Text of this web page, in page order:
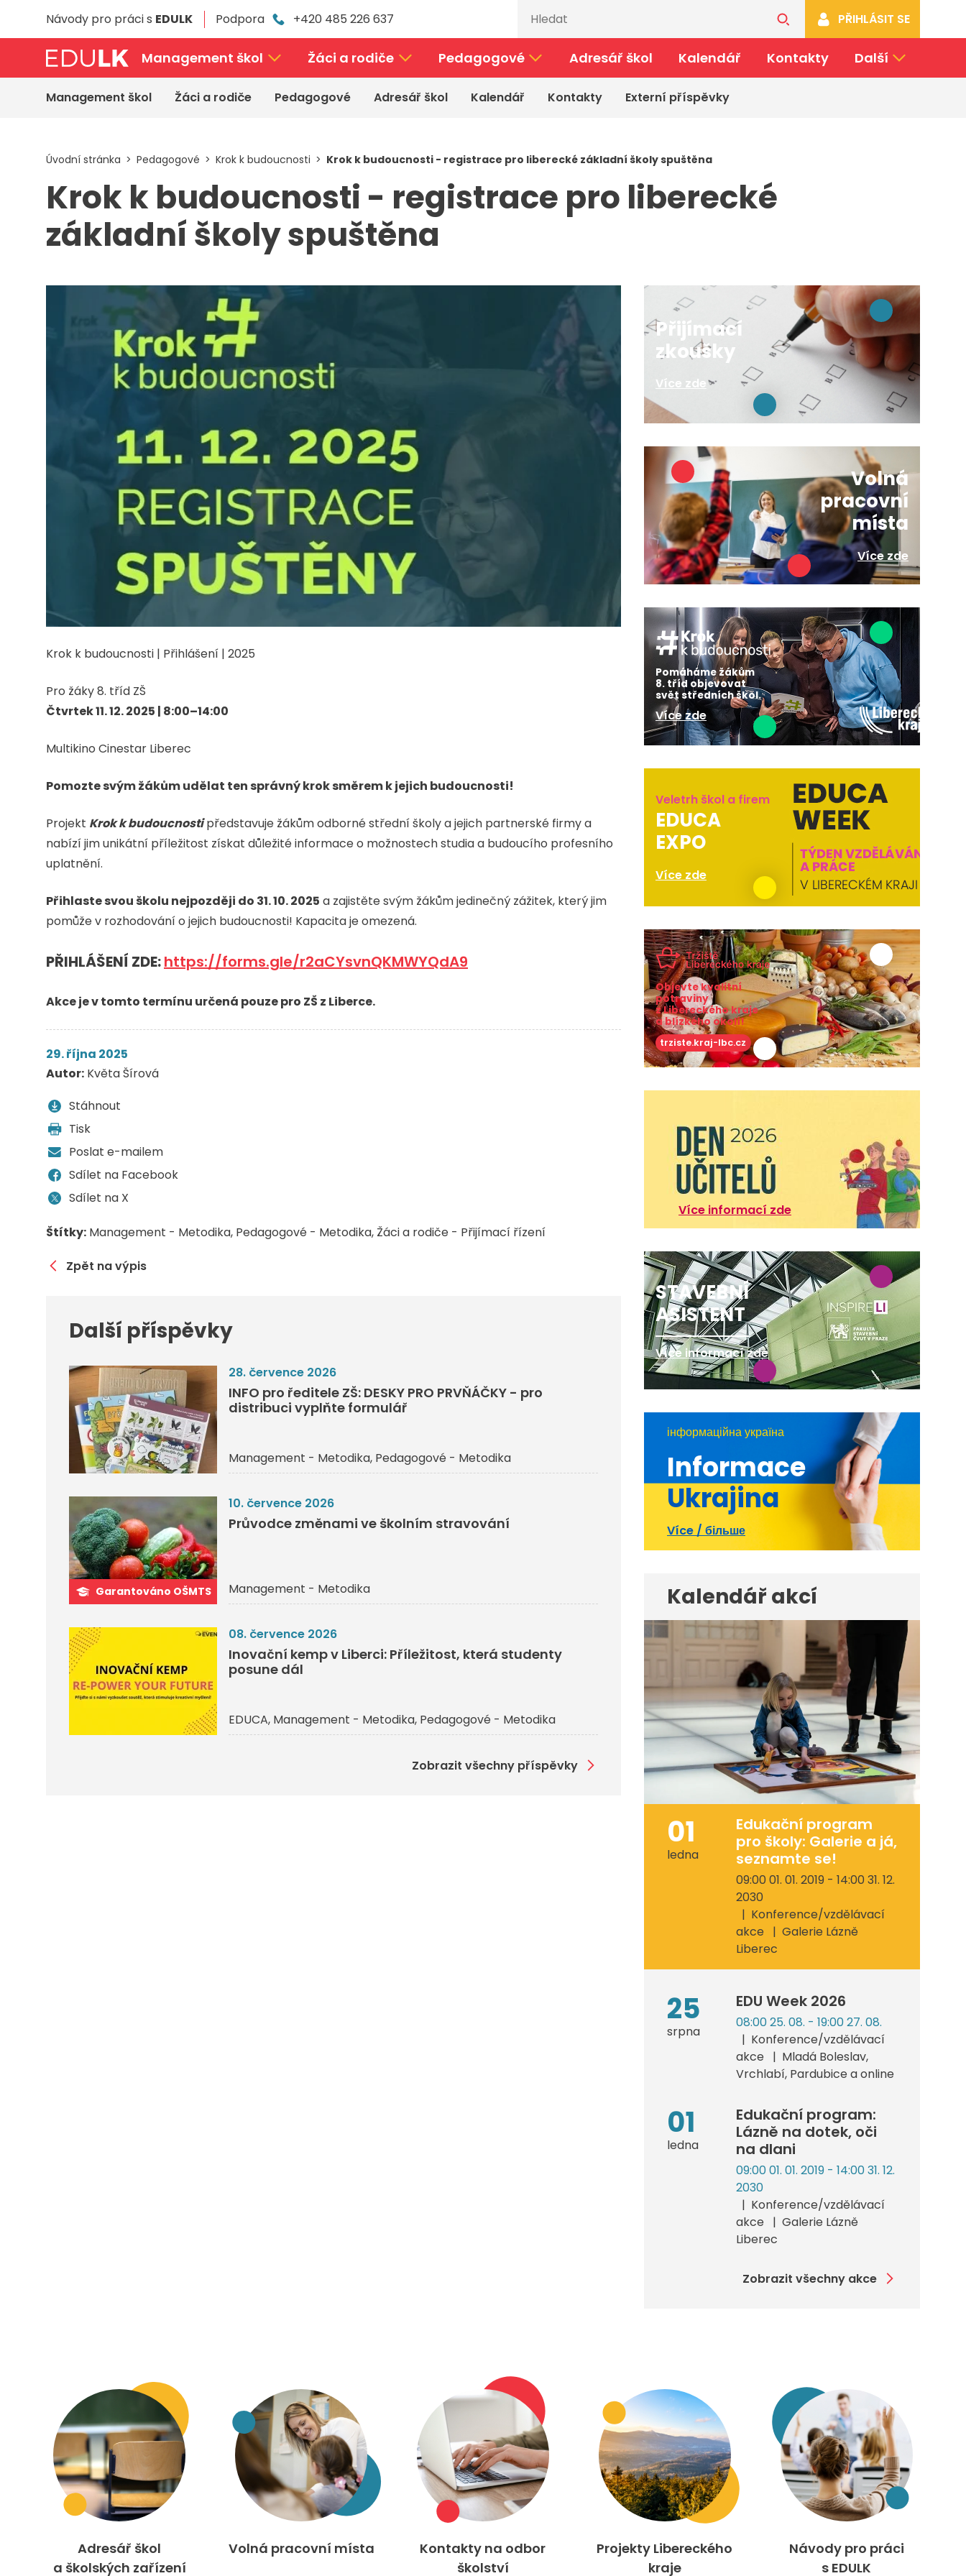
Návody pro práci s EDULK Podpora +420 485 226 637 PŘIHLÁSIT SE
Management škol Žáci a rodiče Pedagogové Adresář škol Kalendář Kontakty Další
Management škol Žáci a rodiče Pedagogové Adresář škol Kalendář Kontakty Externí příspěvky
Úvodní stránka Pedagogové Krok k budoucnosti Krok k budoucnosti - registrace pro liberecké základní školy spuštěna
Krok k budoucnosti - registrace pro liberecké
základní školy spuštěna
Krok k budoucnosti | Přihlášení | 2025
Pro žáky 8. tříd ZŠ
Čtvrtek 11. 12. 2025 | 8:00–14:00
Multikino Cinestar Liberec
Pomozte svým žákům udělat ten správný krok směrem k jejich budoucnosti!
Projekt Krok k budoucnostipředstavuje žákům odborné střední školy a jejich partnerské firmy a
nabízí jim unikátní příležitost získat důležité informace o možnostech studia a budoucího profesního
uplatnění.
Přihlaste svou školu nejpozději do 31. 10. 2025 a zajistěte svým žákům jedinečný zážitek, který jim
pomůže v rozhodování o jejich budoucnosti! Kapacita je omezená.
PŘIHLÁŠENÍ ZDE:https://forms.gle/r2aCYsvnQKMWYQdA9
Akce je v tomto termínu určená pouze pro ZŠ z Liberce.
29. října 2025
Autor: Květa Šírová
Stáhnout
Tisk
Poslat e-mailem
Sdílet na Facebook
Sdílet na X
Štítky: Management - Metodika Pedagogové - Metodika Žáci a rodiče - Přijímací řízení
Zpět na výpis
Další příspěvky
28. července 2026
INFO pro ředitele ZŠ: DESKY PRO PRVŇÁČKY - pro
distribuci vyplňte formulář
Management - Metodika Pedagogové - Metodika
Garantováno OŠMTS
10. července 2026
Průvodce změnami ve školním stravování
Management - Metodika
08. července 2026
Inovační kemp v Liberci: Příležitost, která studenty
posune dál
EDUCA Management - Metodika Pedagogové - Metodika
Zobrazit všechny příspěvky
Přijímací
zkoušky
Více zde
Volná
pracovní
místa
Více zde
Pomáháme žákům
8. tříd objevovat
svět středních škol.
Více zde
Veletrh škol a firem
EDUCA
EXPO
Více zde
Objevte kvalitní
potraviny
z Libereckého kraje
a blízkého okolí!
trziste.kraj-lbc.cz
Více informací zde
STAVEBNÍ
ASISTENT
Více informací zde
інформаційна україна
Informace
Ukrajina
Více / більше
Kalendář akcí
01
ledna
Edukační program
pro školy: Galerie a já,
seznamte se!
09:00 01. 01. 2019 - 14:00 31. 12.
2030
Konference/vzdělávací
akce
Galerie Lázně
Liberec
25
srpna
EDU Week 2026
08:00 25. 08. - 19:00 27. 08.
Konference/vzdělávací
akce
Mladá Boleslav,
Vrchlabí, Pardubice a online
01
ledna
Edukační program:
Lázně na dotek, oči
na dlani
09:00 01. 01. 2019 - 14:00 31. 12.
2030
Konference/vzdělávací
akce
Galerie Lázně
Liberec
Zobrazit všechny akce
Adresář škol
a školských zařízení
Volná pracovní místa
Kontakty na odbor
školství
Projekty Libereckého
kraje
Návody pro práci
s EDULK